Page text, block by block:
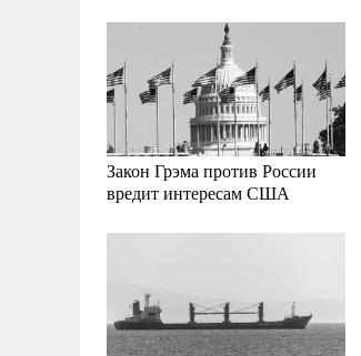
Закон Грэма против России
вредит интересам США